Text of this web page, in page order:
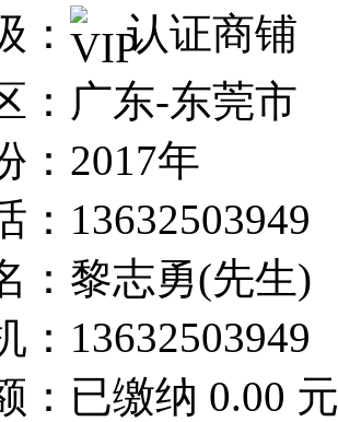
：
认证商铺
：广东-东莞市
：2017年
： 13632503949
：黎志勇(先生)
： 13632503949
： 已缴纳 0.00 元